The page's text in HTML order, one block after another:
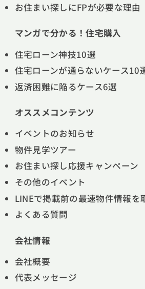
お住まい探しにFPが必要な理由
マンガで分かる！住宅購入
住宅ローン神技10選
住宅ローンが通らないケース10
返済困難に陥るケース6選
オススメコンテンツ
イベントのお知らせ
物件見学ツアー
お住まい探し応援キャンペーン
その他のイベント
LINEで掲載前の最速物件情報を
よくある質問
会社情報
会社概要
代表メッセージ